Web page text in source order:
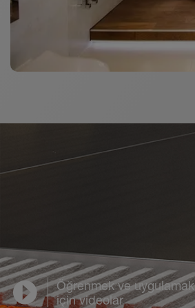
Öğrenmek ve uygulamak
için videolar